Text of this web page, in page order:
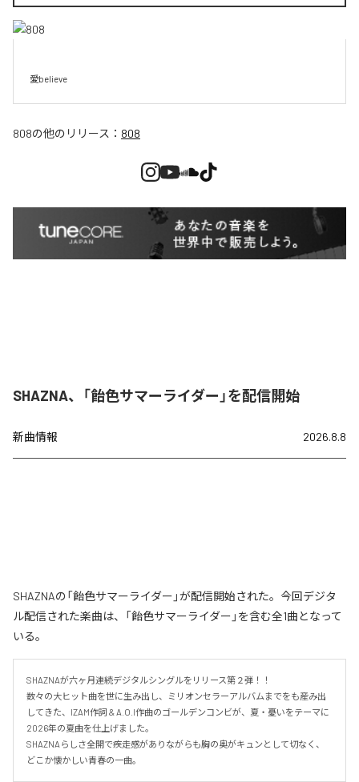
愛believe
808の他のリリース： 808
SHAZNA、「飴色サマーライダー」を配信開始
新曲情報 2026.8.8
SHAZNAの「飴色サマーライダー」が配信開始された。今回デジタ
ル配信された楽曲は、「飴色サマーライダー」を含む全1曲となって
いる。
SHAZNAが六ヶ月連続デジタルシングルをリリース第２弾！！
数々の大ヒット曲を世に生み出し、ミリオンセラーアルバムまでをも産み出
してきた、IZAM作詞 & A.O.I作曲のゴールデンコンビが、夏・憂いをテーマに
2026年の夏曲を仕上げました。
SHAZNAらしさ全開で疾走感がありながらも胸の奥がキュンとして切なく、
どこか懐かしい青春の一曲。